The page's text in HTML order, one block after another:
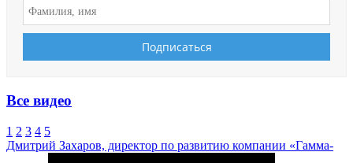
Все видео
1 2 3 4 5
Дмитрий Захаров, директор по развитию компании «Гамма-